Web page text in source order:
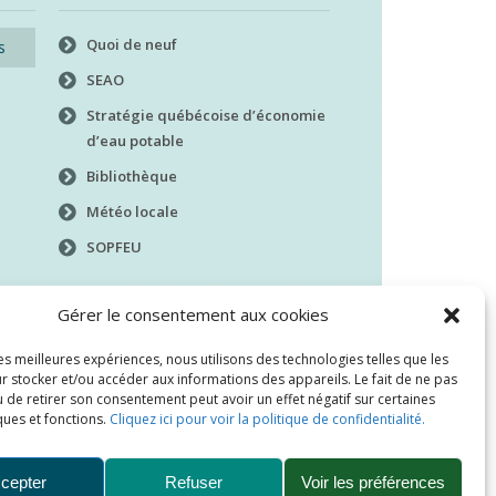
Gérer le consentement aux cookies
meilleures expériences, nous utilisons des technologies telles que les
stocker et/ou accéder aux informations des appareils. Le fait de ne pas
de retirer son consentement peut avoir un effet négatif sur certaines
et fonctions. Cliquez ici pour voir la politique de confidentialité.
Refuser Voir les préférences
Quoi de neuf
SEAO
Stratégie québécoise d’économie
d’eau potable
Bibliothèque
Météo locale
SOPFEU